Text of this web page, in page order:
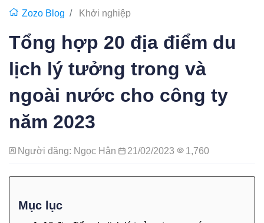
Zozo Blog Khởi nghiệp
Tổng hợp 20 địa điểm du
lịch lý tưởng trong và
ngoài nước cho công ty
năm 2023
Người đăng: Ngọc Hân 21/02/2023 1,760
Mục lục